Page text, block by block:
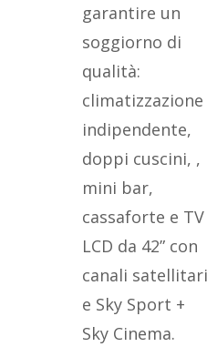
garantire un
soggiorno di
qualità:
climatizzazione
indipendente,
doppi cuscini, ,
mini bar,
cassaforte e TV
LCD da 42” con
canali satellitari
e Sky Sport +
Sky Cinema.